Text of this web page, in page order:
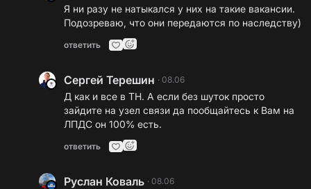
Я ни разу не натыкался у них на такие вакансии.
Подозреваю, что они передаются по наследству)
ответить
Сергей Терешин · 08.06
Д как и все в ТН. А если без шуток просто
зайдите на узел связи да пообщайтесь к Вам на
ЛПДС он 100% есть.
ответить
Руслан Коваль · 08.06